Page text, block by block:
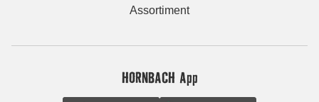
Assortiment
HORNBACH App